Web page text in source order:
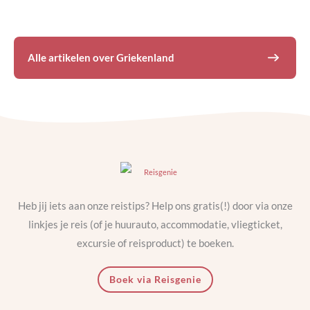
Alle artikelen overGriekenland
Heb jij iets aan onze reistips? Help ons gratis(!) door via onze
linkjes je reis (of je huurauto, accommodatie, vliegticket,
excursie of reisproduct) te boeken.
Boek via Reisgenie